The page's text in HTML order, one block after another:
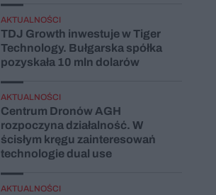
AKTUALNOŚCI
TDJ Growth inwestuje w Tiger
Technology. Bułgarska spółka
pozyskała 10 mln dolarów
AKTUALNOŚCI
Centrum Dronów AGH
rozpoczyna działalność. W
ścisłym kręgu zainteresowań
technologie dual use
AKTUALNOŚCI